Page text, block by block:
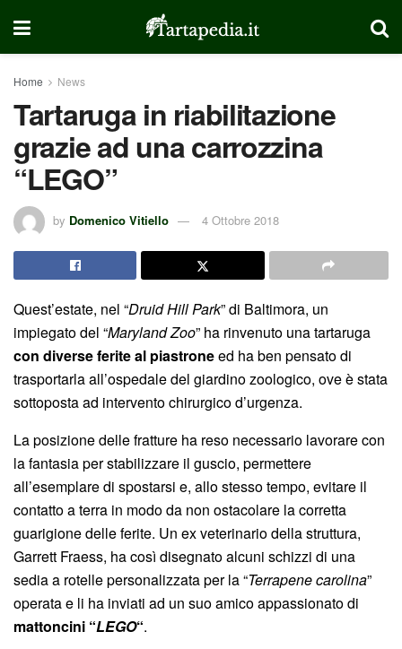
Home News
Tartaruga in riabilitazione
grazie ad una carrozzina
“LEGO”
by Domenico Vitiello 4 Ottobre 2018
Quest’estate, nel “Druid Hill Park” di Baltimora, un
impiegato del “Maryland Zoo” ha rinvenuto una tartaruga
con diverse ferite al piastroneed ha ben pensato di
trasportarla all’ospedale del giardino zoologico, ove è stata
sottoposta ad intervento chirurgico d’urgenza.
La posizione delle fratture ha reso necessario lavorare con
la fantasia per stabilizzare il guscio, permettere
all’esemplare di spostarsi e, allo stesso tempo, evitare il
contatto a terra in modo da non ostacolare la corretta
guarigione delle ferite. Un ex veterinario della struttura,
Garrett Fraess, ha così disegnato alcuni schizzi di una
sedia a rotelle personalizzata per la “Terrapene carolina”
operata e li ha inviati ad un suo amico appassionato di
mattoncini “LEGO“.